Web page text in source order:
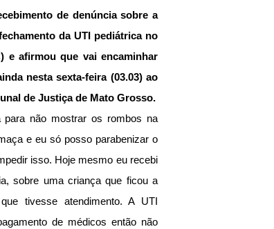
de denúncia sobre a
da UTI pediátrica no
e afirmou que vai encaminhar
nesta sexta-feira (03.03) ao
de Justiça de Mato Grosso.
para não mostrar os rombos na
e eu só posso parabenizar o
isso. Hoje mesmo eu recebi
sobre uma criança que ficou a
tivesse atendimento. A UTI
de médicos então não